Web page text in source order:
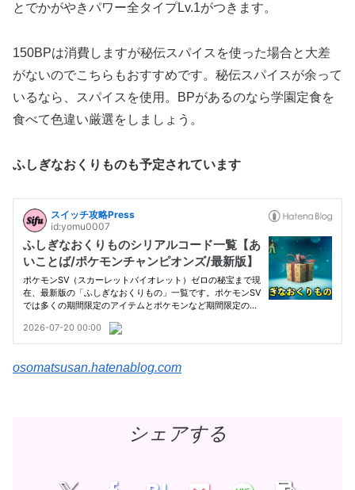
とでかがやきパワー全タイプLv.1がつきます。
150BPは消費しますが秘伝スパイスを使った場合と大差
がないのでこちらもおすすめです。秘伝スパイスが余って
いるなら、スパイスを使用。BPがあるのなら学園定食を
食べて色違い厳選をしましょう。
ふしぎなおくりものも予定されています
osomatsusan.hatenablog.com
シェアする